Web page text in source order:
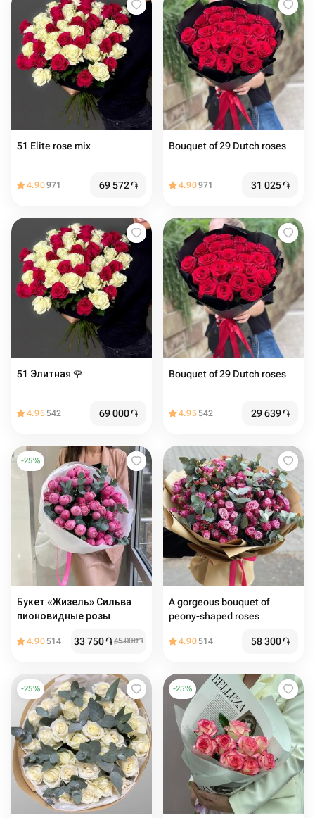
51 Elite rose mix
4.90971 69 572֏
Bouquet of 29 Dutch roses
4.90971 31 025֏
51 Элитная 🌹
4.95542 69 000֏
Bouquet of 29 Dutch roses
4.95542 29 639֏
-25%
Букет «Жизель» Сильва
пионовидные розы
4.90514 33 750֏45 000֏
A gorgeous bouquet of
peony-shaped roses
4.90514 58 300֏
-25% -25%